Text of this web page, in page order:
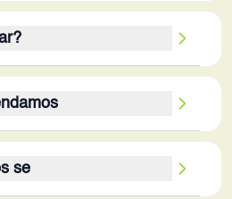
fortes, como o
de 240W, a alta
para usuários que priorizam
entusiastas de
alto desempenho, gamers
se